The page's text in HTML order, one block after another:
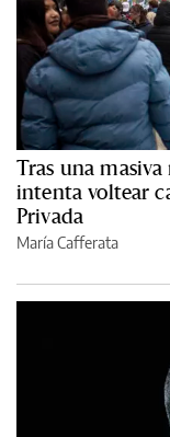
Tras una
intenta voltear
Privada
María Cafferata